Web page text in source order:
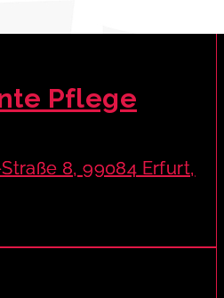
Pflege
8, 99084 Erfurt,